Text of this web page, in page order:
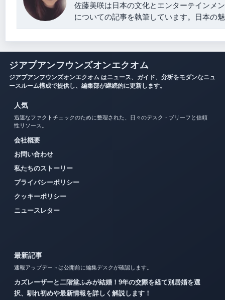
佐藤美咲は日本の文化とエンターテインメ
についての記事を執筆しています。日本の
ジアプアンフウンズオンエクオム
ジアプアンフウンズオンエクオム はニュース、ガイド、分析をモダンなニュ
ースルーム構成で提供し、編集部が継続的に更新します。
人気
迅速なファクトチェックのために整理された、日々のデスク・ブリーフと信頼
性リソース。
会社概要
お問い合わせ
私たちのストーリー
プライバシーポリシー
クッキーポリシー
ニュースレター
最新記事
速報アップデートは公開前に編集デスクが確認します。
カズレーザーと二階堂ふみが結婚！9年の交際を経て別居婚を選
択、馴れ初めや最新情報を詳しく解説します！